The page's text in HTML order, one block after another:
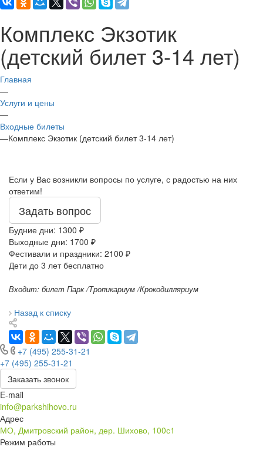
Комплекс Экзотик
(детский билет 3-14 лет)
Главная
—
Услуги и цены
—
Входные билеты
—Комплекс Экзотик (детский билет 3-14 лет)
Если у Вас возникли вопросы по услуге, с радостью на них
ответим!
Задать вопрос
Будние дни: 1300 ₽
Выходные дни: 1700 ₽
Фестивали и праздники: 2100 ₽
Дети до 3 лет бесплатно
Входит: билет Парк /Тропикариум /Крокодилляриум
Назад к списку
+7 (495) 255-31-21
+7 (495) 255-31-21
Заказать звонок
E-mail
info@parkshihovo.ru
Адрес
МО, Дмитровский район, дер. Шихово, 100с1
Режим работы